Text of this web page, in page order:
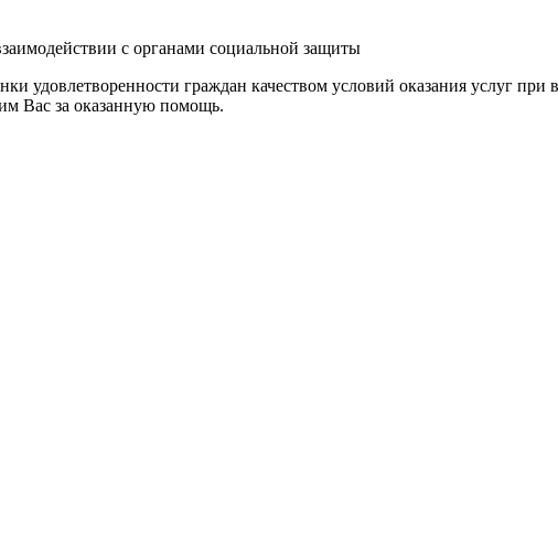
с органами социальной защиты
удовлетворенности граждан качеством условий оказания услуг
Вас за оказанную помощь.